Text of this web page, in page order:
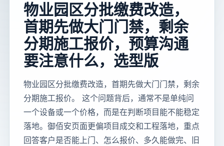
物业园区分批缴费改造，
首期先做大门门禁，剩余
分期施工报价，预算沟通
要注意什么，选型版
物业园区分批缴费改造，首期先做大门门禁，剩余
分期施工报价。 这个问题背后，通常不是单纯问
一个设备或一个价格，而是在判断项目能不能稳定
落地。御佰安页面更偏项目成交和工程落地，重点
回答客户是否能上门、怎么报价、多久能做完、旧